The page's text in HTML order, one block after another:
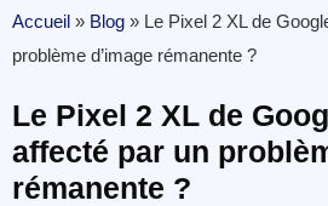
Accueil » Blog » Le Pixel 2 XL de
problème d’image rémanente ?
Le Pixel 2 XL de
affecté par un
rémanente ?